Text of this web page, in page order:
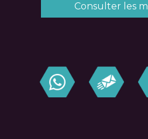
Consulter les